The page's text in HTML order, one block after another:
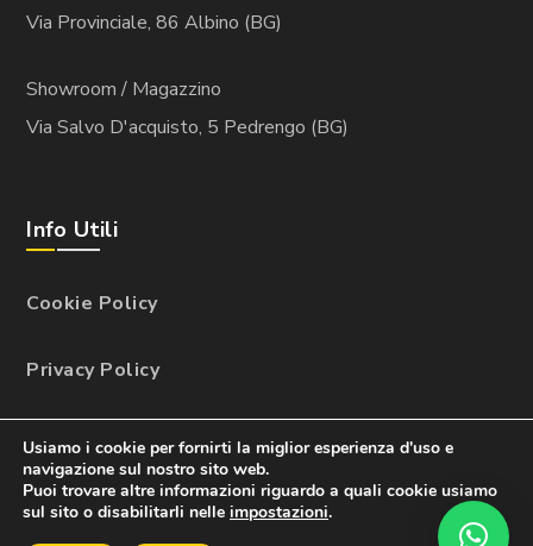
Via Provinciale, 86 Albino (BG)
Showroom / Magazzino
Via Salvo D'acquisto, 5 Pedrengo (BG)
Info Utili
Cookie Policy
Privacy Policy
P.Iva: 01629230168
Usiamo i cookie per fornirti la miglior esperienza d'uso e
navigazione sul nostro sito web.
Puoi trovare altre informazioni riguardo a quali cookie usiamo
sul sito o disabilitarli nelle impostazioni.